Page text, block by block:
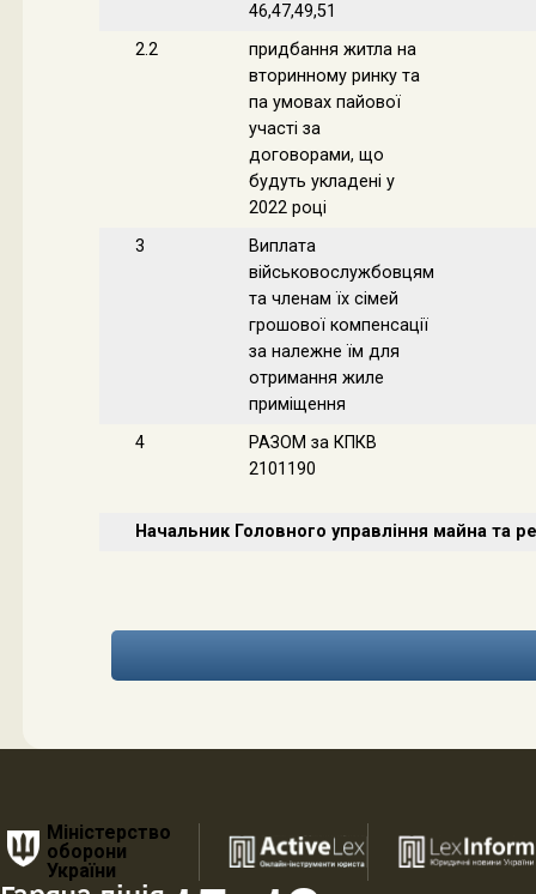
46,47,49,51
2.2
придбання житла на
вторинному ринку та
па умовах пайової
участі за
договорами, що
будуть укладені у
2022 році
3
Виплата
військовослужбовцям
та членам їх сімей
грошової компенсації
за належне їм для
отримання жиле
приміщення
4
РАЗОМ за КПКВ
2101190
Начальник Головного управління майна та
Міністерство
оборони
України